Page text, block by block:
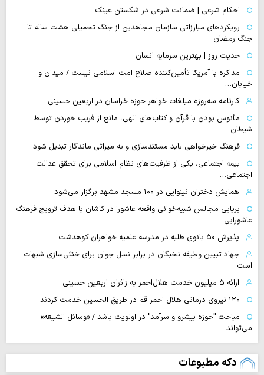
احکام شرعی | ضمانت شرعی در شکستن عینک
رویکردهای مبارزاتی سازمان مجاهدین از جنگ تحمیلی هشت ساله تا
جنگ رمضان
حدیث روز | بهترین سرمایه انسان
مذاکره با آمریکا تأمین‌کننده صلاح امت اسلامی نیست / میدان و
خیابان…
کارنامه سه‌روزه مبلغات خواهر حوزه خراسان در اربعین حسینی
مأنوس بودن با قرآن و کتاب‌های الهی، مانع از فریب خوردن توسط
شیطان…
فرهنگ خیرخواهی باید مستندسازی و به میراثی ماندگار تبدیل شود
بیمه اجتماعی، یکی از ظرفیت‌های نظام اسلامی برای تحقق عدالت
اجتماعی…
همایش دختران نینوایی در ۱۰۰ مسجد مشهد برگزار می‌شود
برپایی مجالس شبیه‌خوانی واقعه عاشورا در کاشان با هدف ترویج فرهنگ
عاشورایی
پذیرش ۵۰ بانوی طلبه در مدرسه علمیه خواهران کوهدشت
جهاد تبیین وظیفه نخبگان در برابر نسل جوان برای خنثی‌سازی شبهات
است
ارائه ۵ میلیون خدمت هلال‌احمر به زائران اربعین حسینی
۱۲۰ نیروی درمانی هلال احمر قم در طریق الحسین خدمت کردند
مباحث "حوزه پیشرو و سرآمد" در اولویت باشد / «وسائل الشیعه»
می‌تواند…
دکه مطبوعات